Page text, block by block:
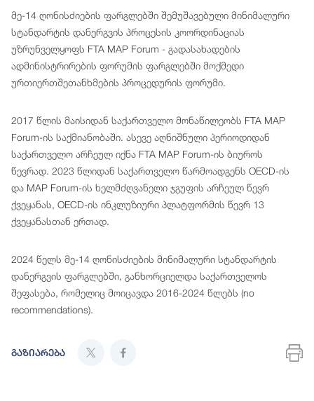
მე-14 ღონისძიების ფარგლებში შემუშავებული მინიმალური
სტანდარტის დანერგვის პროცესის კოორდინაციას
უზრუნველყოფს FTA MAP Forum - გადასახადების
ადმინისტრირების ფორუმის ფარგლებში მოქმედი
ურთიერთშეთანხმების პროცედურის ფორუმი.
2017 წლის მაისიდან საქართველო მონაწილეობს FTA MAP
Forum-ის საქმიანობაში. ასევე აღნიშნული პერიოდიდან
საქართველო არჩეულ იქნა FTA MAP Forum-ის ბიუროს
წევრად. 2023 წლიდან საქართველო წარმოადგენს OECD-ის
და MAP Forum-ის ხელმძღვანელი ჯგუფის არჩეულ წევრ
ქვეყანას, OECD-ის ინკლუზიური პლატფორმის წევრ 13
ქვეყანასთან ერთად.
2024 წელს მე-14 ღონისძიების მინიმალური სტანდარტის
დანერგვის ფარგლებში, განხორციელდა საქართველოს
შეფასება, რომელიც მოიცავდა 2016-2024 წლებს (no
recommendations).
გაზიარება